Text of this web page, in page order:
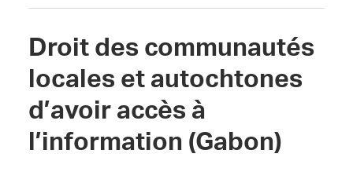
Droit des communautés
locales et autochtones
d’avoir accès à
l’information (Gabon)